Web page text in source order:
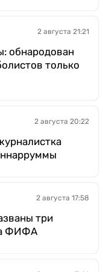
2 августа 21:21
обнародован
только
2 августа 20:22
2 августа 17:58
три
ФИФА